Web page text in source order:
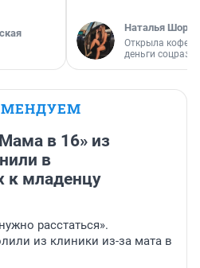
Наталья
Открыла
деньги
в 16» из
в
к младенцу
расстаться».
из клиники из-за мата в